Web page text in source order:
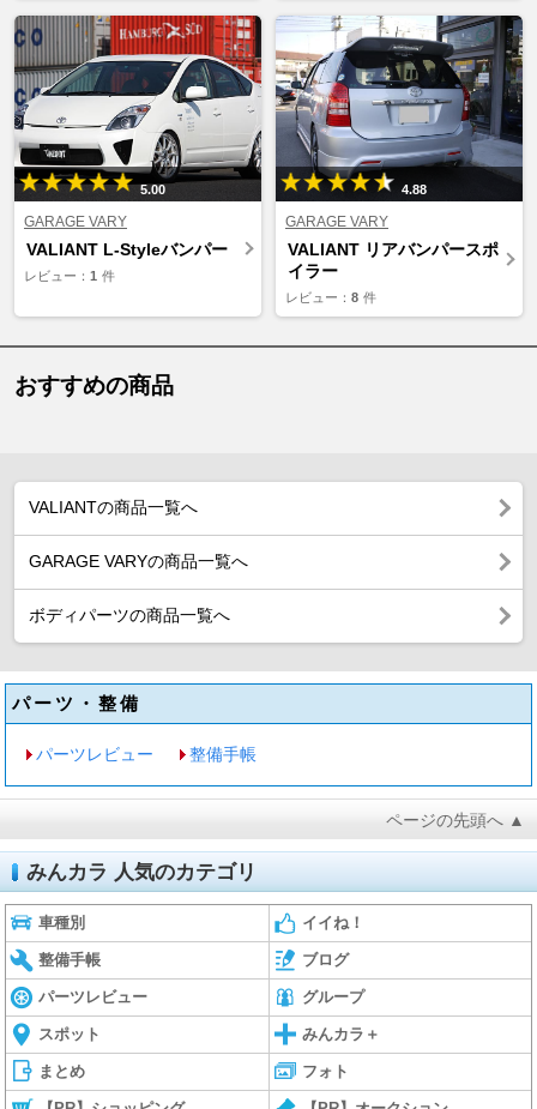
5.00
GARAGE VARY
VALIANT L-Styleバンパー
レビュー： 1 件
4.88
GARAGE VARY
VALIANT リアバンパースポ
イラー
レビュー： 8 件
おすすめの商品
VALIANTの商品一覧へ
GARAGE VARYの商品一覧へ
ボディパーツの商品一覧へ
パーツ・整備
パーツレビュー 整備手帳
ページの先頭へ ▲
みんカラ 人気のカテゴリ
車種別 イイね！
整備手帳 ブログ
パーツレビュー グループ
スポット みんカラ＋
まとめ フォト